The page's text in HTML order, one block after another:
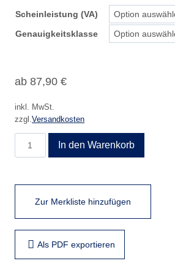
Scheinleistung (VA)
Genauigkeitsklasse
ab 87,90 €
inkl. MwSt.
zzgl.Versandkosten
In den Warenkorb
Zur Merkliste hinzufügen
Als PDF exportieren